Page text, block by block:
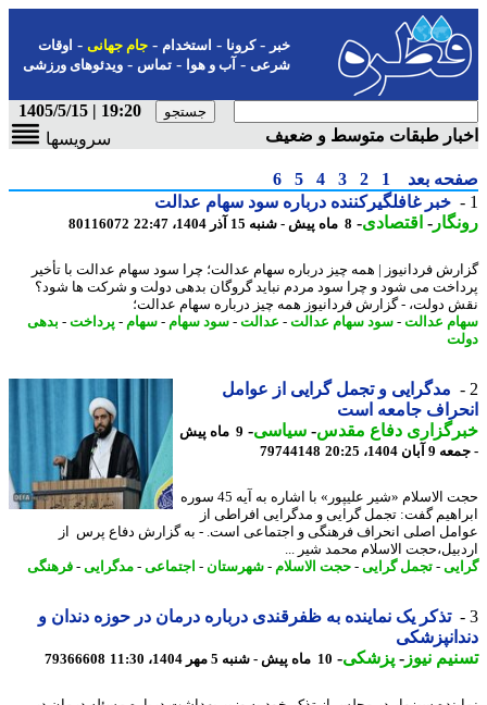
-کرونا-استخدام- جام جهانی-اوقات
شرعی-آب و هوا-تماس-ویدئوهای ورزشی
19:20 | 1405/5/15
طبقات متوسط و ضعیف
سرویسها
بعد 1
2
3
4
5
6
خبر غافلگیرکننده درباره سود سهام عدالت
-اقتصادی-8 ماه پیش - شنبه 15 آذر 1404، 22:47 80116072
فردانیوز | همه چیز درباره سهام عدالت؛ چرا سود سهام عدالت با تأخیر
می شود و چرا سود مردم نباید گروگان بدهی دولت و شرکت ها شود؟
دولت، - گزارش فردانیوز همه چیز درباره سهام عدالت؛
عدالت-سود سهام عدالت-عدالت-سود سهام-سهام-پرداخت -بدهی
مدگرایی و تجمل گرایی از عوامل
جامعه است
دفاع مقدس-سیاسی-
9 ماه پیش
1404، 20:25
79744148
حجت الاسلام «شیر علیپور» با اشاره به آیه 45 سوره
گفت: تجمل گرایی و مدگرایی افراطی از
اصلی انحراف فرهنگی و اجتماعی است. - به گزارش دفاع پرس از
الاسلام محمد شیر ...
- تجمل گرایی- حجت الاسلام-شهرستان-اجتماعی-مدگرایی- فرهنگی
تذکر یک نماینده به ظفرقندی درباره درمان در حوزه دندان و
نیوز-پزشکی-10 ماه پیش - شنبه 5 مهر 1404، 11:30 79366608